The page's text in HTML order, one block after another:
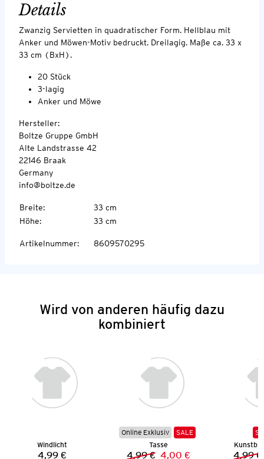
Details
Zwanzig Servietten in quadratischer Form. Hellblau mit
Anker und Möwen-Motiv bedruckt. Dreilagig. Maße ca. 33 x
33 cm (BxH).
20 Stück
3-lagig
Anker und Möwe
Hersteller:
Boltze Gruppe GmbH
Alte Landstrasse 42
22146 Braak
Germany
info@boltze.de
Breite:
33 cm
Höhe: 33 cm
Artikelnummer: 8609570295
Wird von anderen häufig dazu
kombiniert
Windlicht
4,99 €
Online Exklusiv
SALE
Tasse
4,99 € 4,00 € 4,99 €